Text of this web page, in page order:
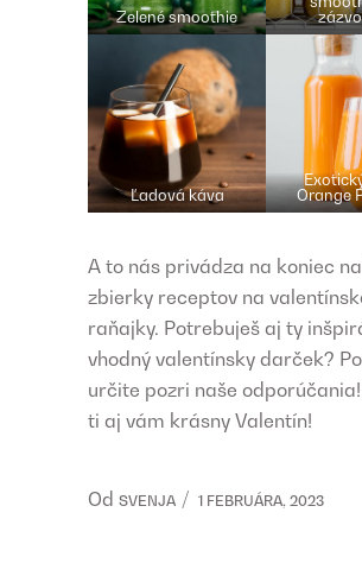
Zelené smoothie
Ľadová káva
Orange
A to nás privádza na koniec
zbierky receptov na
raňajky. Potrebuješ aj ty
vhodný valentínsky darček?
určite pozri naše
ti aj vám krásny Valentín!
Od SVENJA 1 FEBRUÁRA, 2023